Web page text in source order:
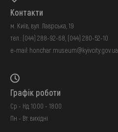
Контакти
м. Київ, вул. Лаврська, 19
тел.: (044) 288-92-68 (044) 280-52-10
e-mail: honchar.museum@kyivcity.gov.ua
Графік роботи
Ср - Нд: 10:00 - 18:00
Пн - Вт: вихідні